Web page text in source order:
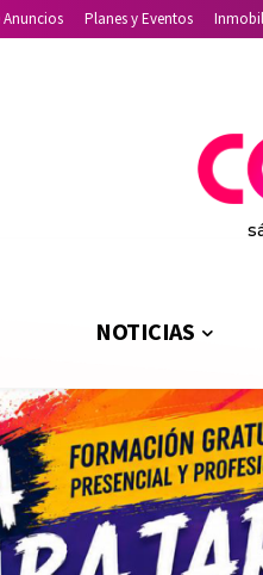
Planes y Eventos
NOTICIAS